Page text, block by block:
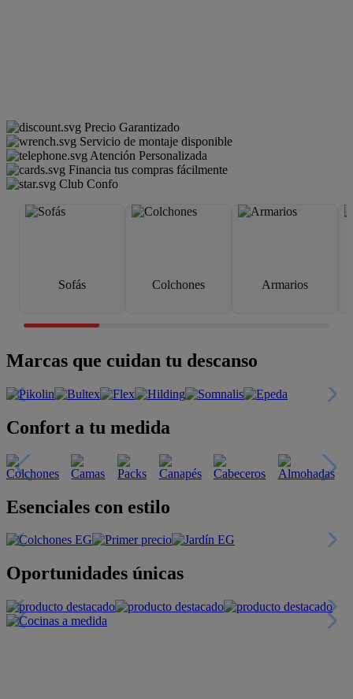
Precio Garantizado
Servicio de montaje disponible
Atención Personalizada
Financia tus compras fácilmente
Club Confo
Sofás Colchones Armarios
Marcas que cuidan tu descanso
Confort a tu medida
Esenciales con estilo
Oportunidades únicas